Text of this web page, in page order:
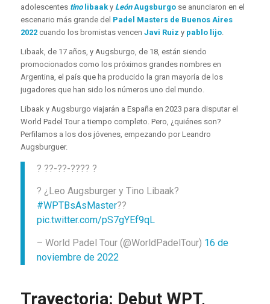
adolescentes tino libaak y LeónAugsburgo se anunciaron en el
escenario más grande del Padel Masters de Buenos Aires
2022cuando los bromistas vencen Javi Ruiz y pablo lijo.
Libaak, de 17 años, y Augsburgo, de 18, están siendo
promocionados como los próximos grandes nombres en
Argentina, el país que ha producido la gran mayoría de los
jugadores que han sido los números uno del mundo.
Libaak y Augsburgo viajarán a España en 2023 para disputar el
World Padel Tour a tiempo completo. Pero, ¿quiénes son?
Perfilamos a los dos jóvenes, empezando por Leandro
Augsburguer.
? ??-??-???? ?
? ¿Leo Augsburger y Tino Libaak?
#WPTBsAsMaster??
pic.twitter.com/pS7gYEf9qL
– World Padel Tour (@WorldPadelTour) 16 de
noviembre de 2022
Trayectoria: Debut WPT,